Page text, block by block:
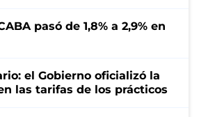
pasó de 1,8% a 2,9% en
el Gobierno oficializó la
las tarifas de los prácticos